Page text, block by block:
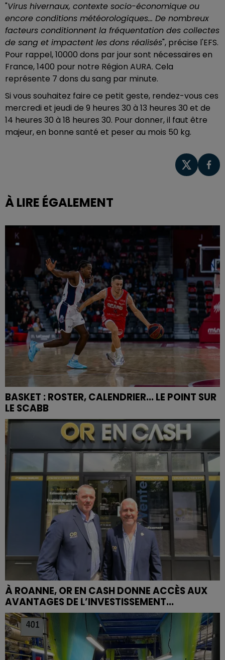
"Virus hivernaux, contexte socio-économique ou
encore conditions météorologiques... De nombreux
facteurs conditionnent la fréquentation des collectes
de sang et impactent les dons réalisés", précise l'EFS.
Pour rappel, 10000 dons par jour sont nécessaires en
France, 1400 pour notre Région AURA. Cela
représente 7 dons du sang par minute.
Si vous souhaitez faire ce petit geste, rendez-vous ces
mercredi et jeudi de 9 heures 30 à 13 heures 30 et de
14 heures 30 à 18 heures 30. Pour donner, il faut être
majeur, en bonne santé et peser au mois 50 kg.
À LIRE ÉGALEMENT
BASKET : ROSTER, CALENDRIER... LE POINT SUR
LE SCABB
À ROANNE, OR EN CASH DONNE ACCÈS AUX
AVANTAGES DE L’INVESTISSEMENT...